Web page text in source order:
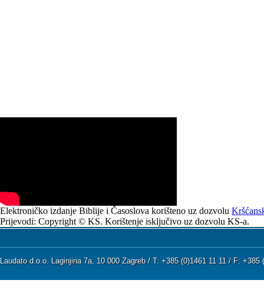
Elektroničko izdanje Biblije i Časoslova korišteno uz dozvolu
Prijevodi: Copyright © KS. Korištenje isključivo uz dozvolu KS-a.
Laudato d.o.o. Laginjina 7a, 10 000 Zagreb / T: +385 (0)1461 11 11 / F: